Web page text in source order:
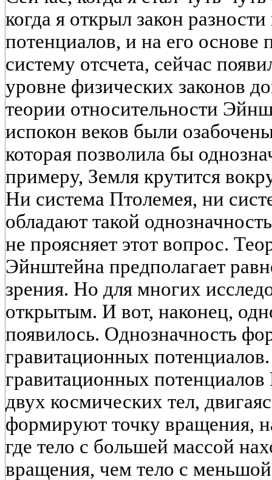
когда я открыл закон
потенциалов, и на его
систему отсчета, сейчас
уровне физических законов
теории относительности
испокон веков были
которая позволила бы
примеру, Земля крутится
Ни система Птолемея, ни
обладают такой
не проясняет этот вопрос.
Эйнштейна предполагает
зрения. Но для многих
открытым. И вот, наконец,
появилось. Однозначность
гравитационных
гравитационных потенциалов
двух космических тел,
формируют точку вращения,
где тело с большей массой
вращения, чем тело с